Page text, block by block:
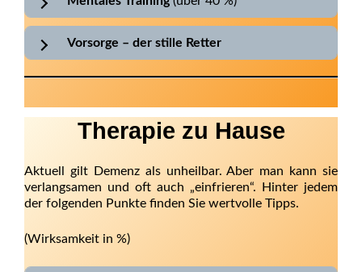
Vorsorge – der stille Retter
Therapie zu Hause
Aktuell gilt Demenz als unheilbar. Aber man kann sie
verlangsamen und oft auch „einfrieren“. Hinter jedem
der folgenden Punkte finden Sie wertvolle Tipps.
(Wirksamkeit in %)